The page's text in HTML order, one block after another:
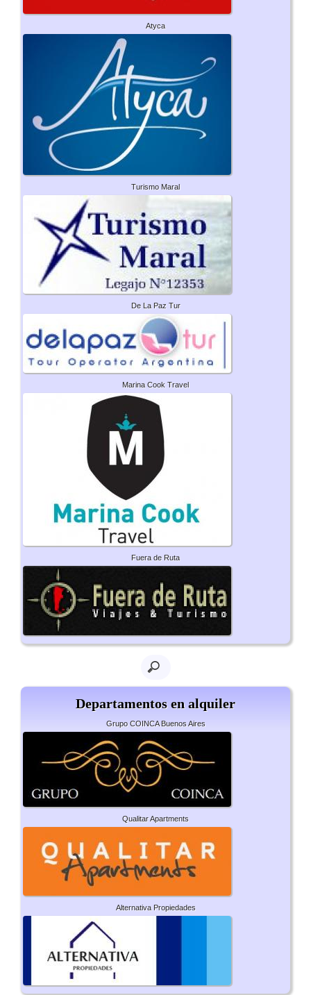
Atyca
Turismo Maral
De La Paz Tur
Marina Cook Travel
Fuera de Ruta
Departamentos en alquiler
Grupo COINCA Buenos Aires
Qualitar Apartments
Alternativa Propiedades